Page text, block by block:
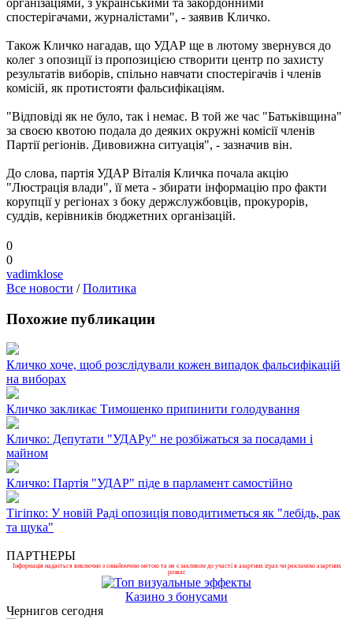
спостерігачами, журналістами", - заявив Кличко.
Також Кличко нагадав, що УДАР ще в лютому звернувся до
колег з опозиції із пропозицією створити центр по захисту
результатів виборів, спільно навчати спостерігачів і членів
комісій, як протистояти фальсифікаціям.
"Відповіді як не було, так і немає. В той же час "Батьківщина"
за своєю квотою подала до деяких окружні комісії членів
Партії регіонів. Дивовижна ситуація", - зазначив він.
До слова, партія УДАР Віталія Кличка почала акцію
"Люстрація влади", її мета - збирати інформацію про факти
корупції у регіонах з боку держслужбовців, прокурорів,
суддів, керівників бюджетних організацій.
0
0
vadimklose
Все новости /Политика
Похожие публикации
Кличко хоче, щоб розслідували кожен випадок фальсифікацій
на виборах
Кличко закликає Тимошенко припинити голодування
Кличко: Депутати "УДАРу" не розбіжаться за посадами і
майном
Кличко: Партія "УДАР" піде в парламент самостійно
Тігіпко: У новій Раді опозиція поводитиметься як "лебідь, рак
та щука"
ПАРТНЕРЫ
Інформація надається виключно з ознайомчою метою та не є закликом до участі в азартних іграх чи рекламою азартних
розваг.
Казино з бонусами
Чернигов сегодня